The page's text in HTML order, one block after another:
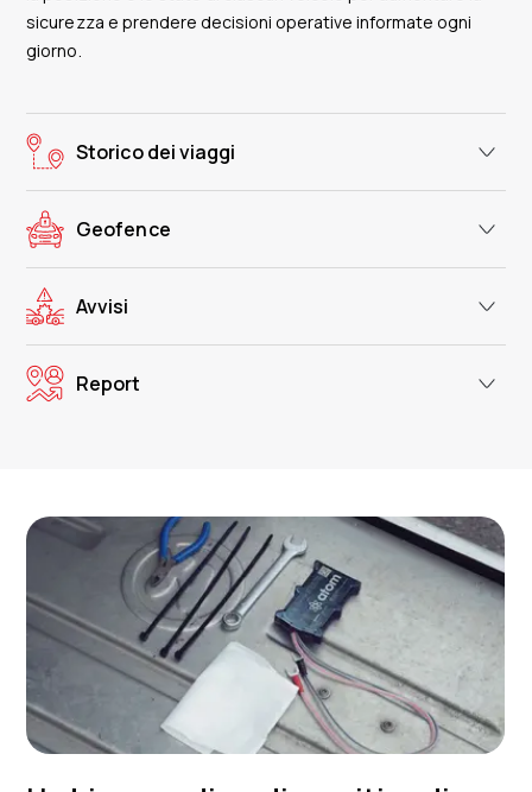
sicurezza e prendere decisioni operative informate ogni
giorno.
Storico dei viaggi
Geofence
Avvisi
Report